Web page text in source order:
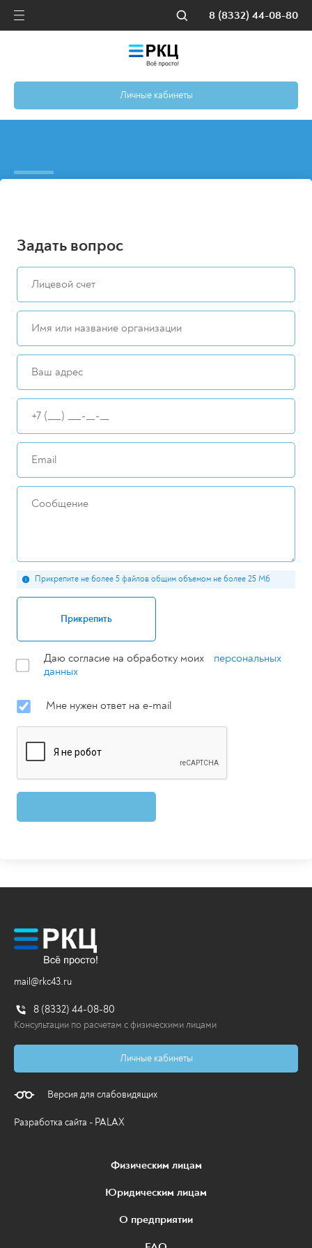
8 (8332) 44-08-80
Личные кабинеты
Задать вопрос
Прикрепите не более 5 файлов общим объемом не более 25 Мб
Прикрепить
Даю согласие на обработку моих
персональных
данных
Мне нужен ответ на e-mail
mail@rkc43.ru
8 (8332) 44-08-80
Консультации по расчетам с физическими лицами
Личные кабинеты
Версия для слабовидящих
Разработка сайта - PALAX
Физическим лицам
Юридическим лицам
О предприятии